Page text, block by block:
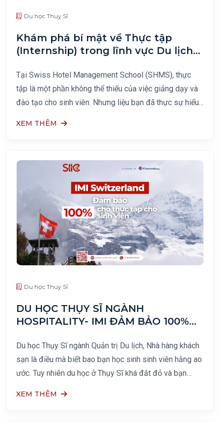
Du học Thuỵ Sĩ
Khám phá bí mật về Thực tập
(Internship) trong lĩnh vực Du lịch
Management School (SHMS)
Tại Swiss Hotel Management School (SHMS), thực
tập là một phần không thể thiếu của việc giảng dạy và
đào tạo cho sinh viên. Nhưng liệu bạn đã thực sự hiểu
XEM THÊM
Du học Thuỵ Sĩ
DU HỌC THỤY SĨ NGÀNH
HOSPITALITY- IMI ĐẢM BẢO 100%
Du học Thụy Sĩ ngành Quản trị Du lịch, Nhà hàng khách
sạn là điều mà biết bao bạn học sinh sinh viên hằng ao
ước. Tuy nhiên du học ở Thụy Sĩ khá đắt đỏ và bạn
XEM THÊM